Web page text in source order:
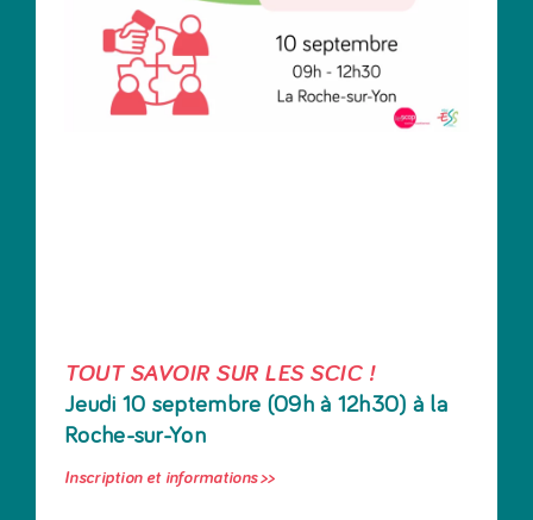
TOUT SAVOIR SUR LES SCIC !
Jeudi 10 septembre (09h à 12h30) à la
Roche-sur-Yon
Inscription et informations >>